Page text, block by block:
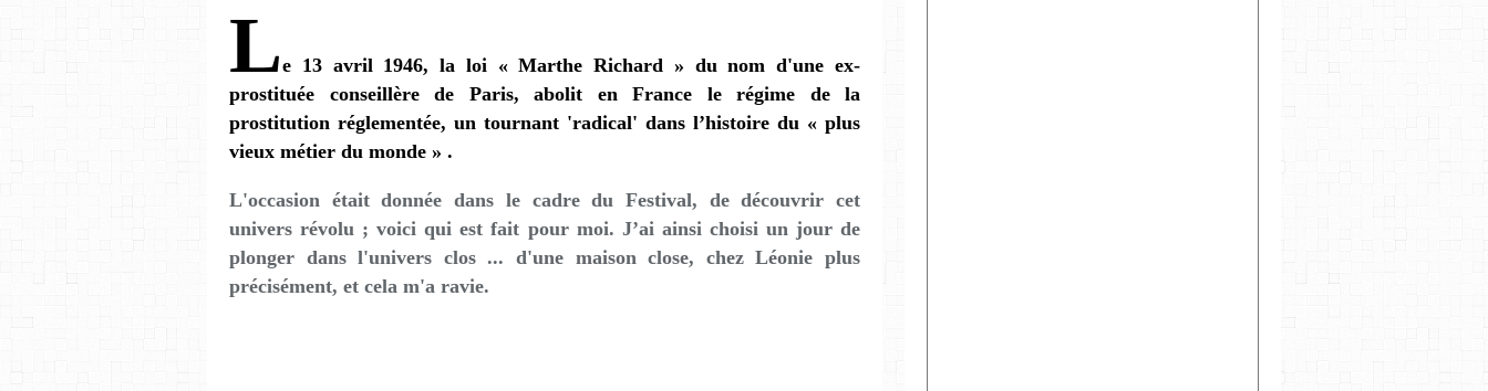
Le 13 avril 1946, la loi « Marthe Richard » du nom d'une ex-
prostituée conseillère de Paris, abolit en France le régime de la
prostitution réglementée, un tournant 'radical' dans l’histoire du « plus
vieux métier du monde » .
L'occasion était donnée dans le cadre du Festival, de découvrir cet
univers révolu ; voici qui est fait pour moi. J’ai ainsi choisi un jour de
plonger dans l'univers clos ... d'une maison close, chez Léonie plus
précisément, et cela m'a ravie.